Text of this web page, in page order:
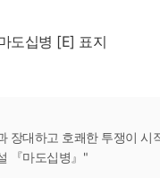
장대하고 호쾌한 투쟁이 시
『마도십병』"